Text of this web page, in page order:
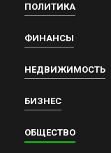
ПОЛИТИКА
ФИНАНСЫ
НЕДВИЖИМОСТЬ
БИЗНЕС
ОБЩЕСТВО